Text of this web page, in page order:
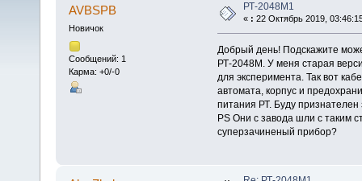
AVBSPB
Новичок
Сообщений: 1
Карма: +0/-0
РТ-2048М1
« : 22 Октябрь 2019,
Добрый день! Подскажите
РТ-2048М. У меня старая
для эксперимента. Так вот
автомата, корпус и
питания РТ. Буду признателен
PS Они с завода шли с таким
суперзачиненый прибор?